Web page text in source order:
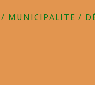
/ MUNICIPALITE /